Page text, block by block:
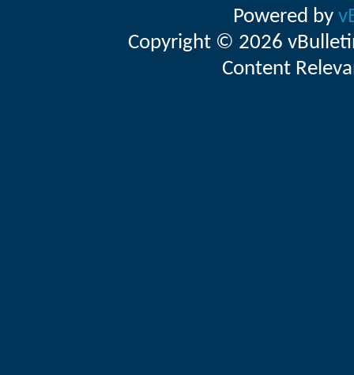
Powered by
Copyright © 2026
Content